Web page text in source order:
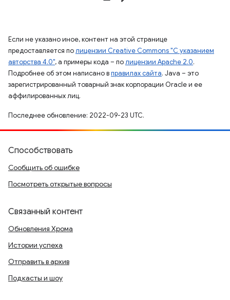
Если не указано иное, контент на этой странице
предоставляется полицензии Creative Commons "С указанием
авторства 4.0", а примеры кода – полицензии Apache 2.0.
Подробнее об этом написано вправилах сайта. Java – это
зарегистрированный товарный знак корпорации Oracle и ее
аффилированных лиц.
Последнее обновление: 2022-09-23 UTC.
Способствовать
Сообщить об ошибке
Посмотреть открытые вопросы
Связанный контент
Обновления Хрома
Истории успеха
Отправить в архив
Подкасты и шоу